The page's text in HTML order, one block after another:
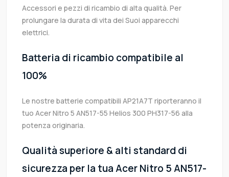
Accessori e pezzi di ricambio di alta qualità. Per
prolungare la durata di vita dei Suoi apparecchi
elettrici.
Batteria di ricambio compatibile al
100%
Le nostre batterie compatibili AP21A7T riporteranno il
tuo Acer Nitro 5 AN517-55 Helios 300 PH317-56 alla
potenza originaria.
Qualità superiore & alti standard di
sicurezza per la tua Acer Nitro 5 AN517-